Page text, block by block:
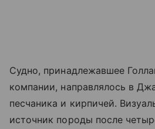
Судно, принадлежавшее
компании, направлялось в
песчаника и кирпичей.
источник породы после